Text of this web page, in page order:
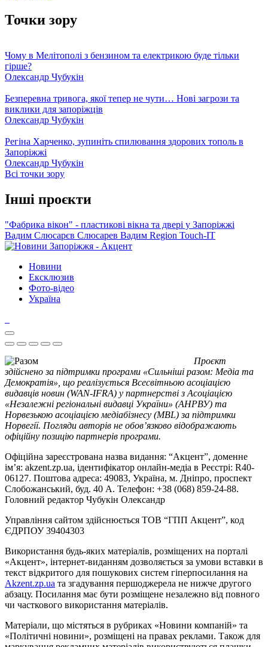
Точки зору
Чому в Мелітополі з бензином та електрикою буде тільки
гірше?
Олександр Чубукін
Безперевна тривога, якої тепер не чути… Нові загрози та
виклики для запоріжців
Олександр Чубукін
Регіна Харченко, зупиніть спилювання здорових тополь в
Запоріжжі
Олександр Чубукін
Всі точки зору
Інші проєкти
"Фабрика вікон" - пластикові вікна та двері у Запоріжжі
Вадим Слюсарєв Слюсарев Вадим Region Touch-IT
Новини
Ексклюзив
Фото-відео
Україна
Проєкт
здійснено за підтримки програми «Сильніші разом: Медіа та
Демократія», що реалізується Всесвітньою асоціацією
видавців новин (WAN-IFRA) у партнерстві з Асоціацією
«Незалежні регіональні видавці України» (АНРВУ) та
Норвезькою асоціацією медіабізнесу (MBL) за підтримки
Норвегії. Погляди авторів не обов’язково відображають
офіційну позицію партнерів програми.
Офіційна зареєстрована назва видання: “Акцент”, доменне
ім’я: akzent.zp.ua, ідентифікатор онлайн-медіа в Реєстрі: R40-
06127. Поштова адреса: 49083, Україна, м. Дніпро, проспект
Слобожанський, буд. 40 А. Телефон: +38 (068) 859-24-88.
Головний редактор Чубукін Олександр
Управління сайтом здійснюється ТОВ “ГПП Акцент”, код
ЄДРПОУ 39404303
Використання будь-яких матеріалів, розміщених на порталі
«Акцент», інтернет-виданням дозволяється за умови вставки в
текст відкритого для пошукових систем гіперпосилання на
Akzent.zp.ua та згадування першоджерела не нижче другого
абзацу. Посилання має бути розміщене незалежно від повного
чи часткового використання матеріалів.
Матеріали, що містяться в рубриках «Новини компаній» та
«Політичні новини», розміщені на правах реклами. Також для